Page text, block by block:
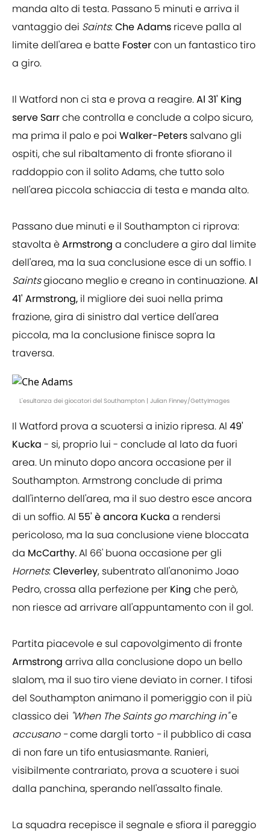
manda alto di testa. Passano 5 minuti e arriva il
vantaggio dei Saints:Che Adams riceve palla al
limite dell'area e batte Fostercon un fantastico tiro
a giro.
Il Watford non ci sta e prova a reagire.Al 31' King
serve Sarrche controlla e conclude a colpo sicuro,
ma prima il palo e poi Walker-Peters salvano gli
ospiti, che sul ribaltamento di fronte sfiorano il
raddoppio con il solito Adams, che tutto solo
nell'area piccola schiaccia di testa e manda alto.
Passano due minuti e il Southampton ci riprova:
stavolta èArmstrong a concludere a giro dal limite
dell'area, ma la sua conclusione esce di un soffio. I
Saintsgiocano meglio e creano in continuazione.Al
41' Armstrong, il migliore dei suoi nella prima
frazione, gira di sinistro dal vertice dell'area
piccola, ma la conclusione finisce sopra la
traversa.
L'esultanza dei giocatori del Southampton | Julian Finney/GettyImages
Il Watford prova a scuotersi a inizio ripresa. Al 49'
Kucka - si, proprio lui - conclude al lato da fuori
area. Un minuto dopo ancora occasione per il
Southampton. Armstrong conclude di prima
dall'interno dell'area, ma il suo destro esce ancora
di un soffio. Al 55' è ancora Kucka a rendersi
pericoloso, ma la sua conclusione viene bloccata
da McCarthy.Al 66' buona occasione per gli
Hornets:Cleverley, subentrato all'anonimo Joao
Pedro, crossa alla perfezione per King che però,
non riesce ad arrivare all'appuntamento con il gol.
Partita piacevole e sul capovolgimento di fronte
Armstrong arriva alla conclusione dopo un bello
slalom, ma il suo tiro viene deviato in corner. I tifosi
del Southampton animano il pomeriggio con il più
classico dei "When The Saints go marching in"e
accusano -come dargli torto -il pubblico di casa
di non fare un tifo entusiasmante. Ranieri,
visibilmente contrariato, prova a scuotere i suoi
dalla panchina, sperando nell'assalto finale.
La squadra recepisce il segnale e sfiora il pareggio